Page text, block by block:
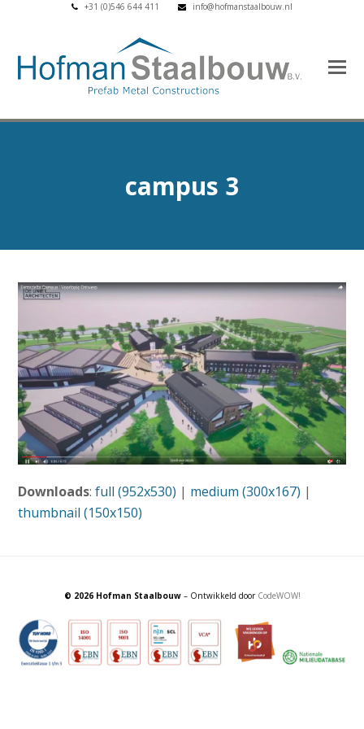
+31 (0)546 644 411 info@hofmanstaalbouw.nl
campus 3
Downloads:full (952x530) | medium (300x167) |
thumbnail (150x150)
© 2026 Hofman Staalbouw– Ontwikkeld door CodeWOW!